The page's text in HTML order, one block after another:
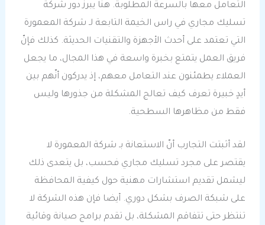
التعامل معها بالسرعة المطلوبة. هنا يبرز دور شركة
تسليك مجاري في راس الخيمة التابعة لـ شركة المعمورة
التي تعتمد على أحدث الأجهزة والتقنيات الحديثة. كذلك فإنّ
فريق العمل يتمتع بخبرة واسعة في هذا المجال، ما يجعل
العملاء يطمئنون عند التعامل معهم، إذ يدركون أنّهم بين
أيدٍ خبيرة تعرف كيف تعالج المشكلة من جذورها وليس
فقط من مظاهرها السطحية.
لقد أثبتت التجارب أنّ الاستعانة بـ شركة المعمورة لا
يقتصر على مجرد تسليك مجاري فحسب، بل يتعدى ذلك
ليشمل تقديم استشارات مهنية حول كيفية المحافظة
على شبكة الصرف بشكل دوري. أيضا فإن هذه الشركة لا
تنتظر حتى تتفاقم المشكلة، بل تقدم برامج صيانة وقائية